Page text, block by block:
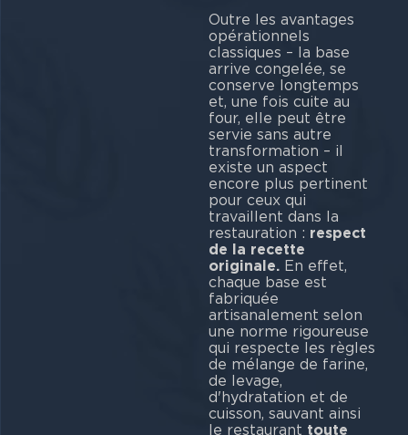
Outre les avantages
opérationnels
classiques – la base
arrive congelée, se
conserve longtemps
et, une fois cuite au
four, elle peut être
servie sans autre
transformation – il
existe un aspect
encore plus pertinent
pour ceux qui
travaillent dans la
restauration : respect
de la recette
originale.En effet,
chaque base est
fabriquée
artisanalement selon
une norme rigoureuse
qui respecte les règles
de mélange de farine,
de levage,
d'hydratation et de
cuisson, sauvant ainsi
le restaurant toute